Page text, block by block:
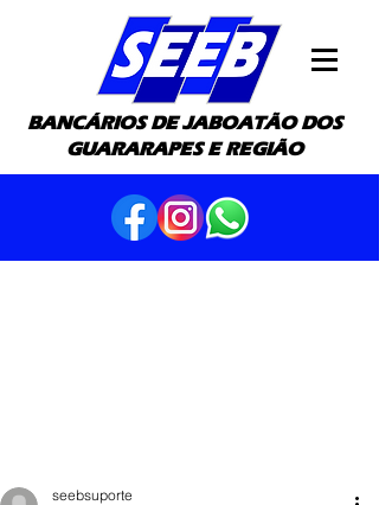
BANCÁRIOS DE JABOATÃO DOS
GUARARAPES E REGIÃO
seebsuporte